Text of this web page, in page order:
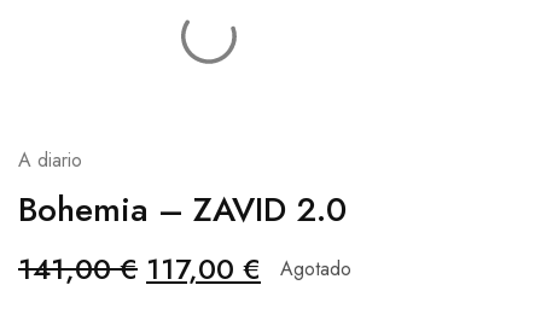
A diario
Bohemia – ZAVID 2.0
141,00€ 117,00 € Agotado